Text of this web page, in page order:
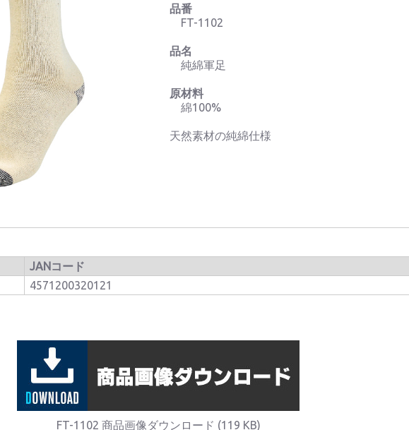
品番
FT-1102
品名
純綿軍足
原材料
綿100%
天然素材の純綿仕様
JANコード
4571200320121
FT-1102 商品画像ダウンロード (119 KB)